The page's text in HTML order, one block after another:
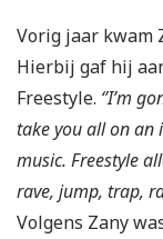
Vorig jaar kwam
Hierbij gaf hij
Freestyle. ‘’I’m
take you all on an
music. Freestyle
rave, jump, trap,
Volgens Zany